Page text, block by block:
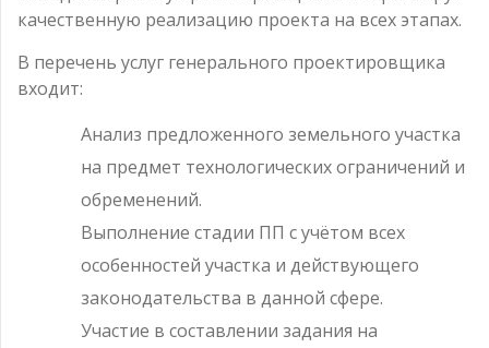
качественную реализацию проекта на всех этапах.
В перечень услуг генерального проектировщика
входит:
Анализ предложенного земельного участка
на предмет технологических ограничений и
обременений.
Выполнение стадии ПП с учётом всех
особенностей участка и действующего
законодательства в данной сфере.
Участие в составлении задания на